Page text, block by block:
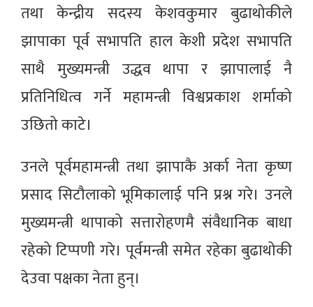
तथा केन्द्रीय सदस्य केशवकुमार बुढाथोकीले
झापाका पूर्व सभापति हाल केशी प्रदेश सभापति
साथै मुख्यमन्त्री उद्धव थापा र झापालाई नै
प्रतिनिधित्व गर्ने महामन्त्री विश्वप्रकाश शर्माको
उछितो काटे।
उनले पूर्वमहामन्त्री तथा झापाकै अर्का नेता कृष्ण
प्रसाद सिटौलाको भूमिकालाई पनि प्रश्न गरे। उनले
मुख्यमन्त्री थापाको सत्तारोहणमै संवैधानिक बाधा
रहेको टिप्पणी गरे। पूर्वमन्त्री समेत रहेका बुढाथोकी
देउवा पक्षका नेता हुन्।